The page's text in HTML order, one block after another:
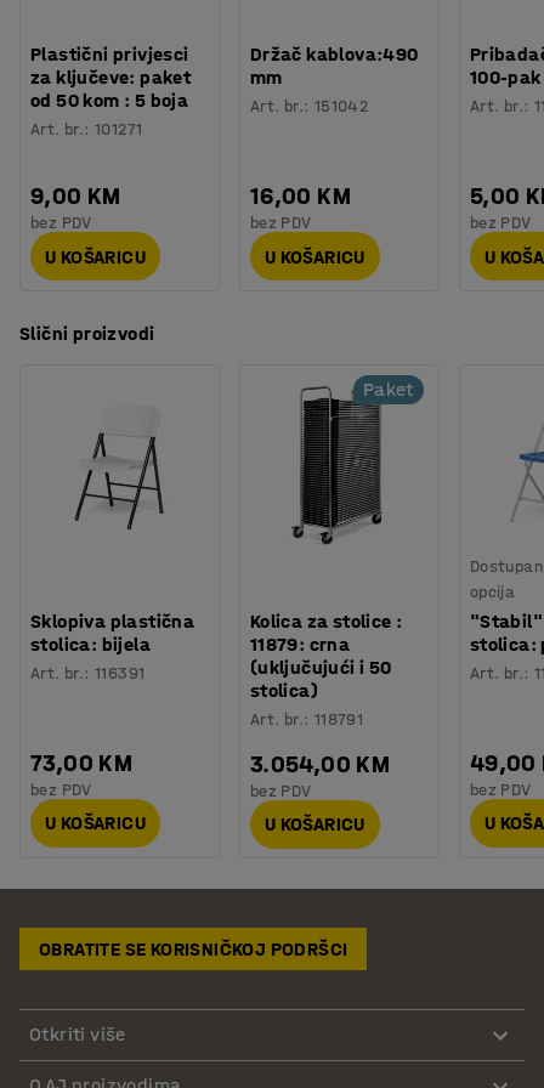
Montaža: Dolazi sastavljeno
Plastični privjesci
za ključeve: paket
od 50 kom : 5 boja
Art. br.:101271
9,00 KM
bez PDV
U KOŠARICU
Držač kablova:490
mm
Art. br.: 151042
16,00 KM
bez PDV
U KOŠARICU
100-pak
Art. br.:
5,00
bez PDV
U
Slični proizvodi
Sklopiva plastična
stolica: bijela
Art. br.:116391
73,00 KM
bez PDV
U KOŠARICU
Paket
Kolica za stolice :
11879: crna
(uključujući i 50
stolica)
Art. br.: 118791
3.054,00 KM
bez PDV
U KOŠARICU
opcija
stolica:
Art. br.:
49,00
bez PDV
U
OBRATITE SE KORISNIČKOJ PODRŠCI
Otkriti više